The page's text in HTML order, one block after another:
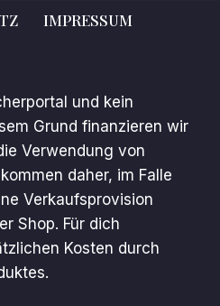
IMPRESSUM
und kein
Grund finanzieren wir
Verwendung von
daher, im Falle
Verkaufsprovision
Shop. Für dich
Kosten durch